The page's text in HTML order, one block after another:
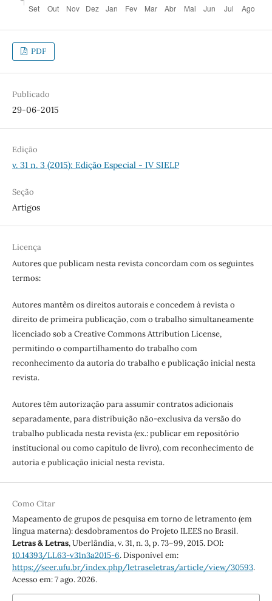
PDF
Publicado
29-06-2015
Edição
v. 31 n. 3 (2015): Edição Especial - IV SIELP
Seção
Artigos
Licença
Autores que publicam nesta revista concordam com os seguintes
termos:
Autores mantêm os direitos autorais e concedem à revista o
direito de primeira publicação, com o trabalho simultaneamente
licenciado sob a Creative Commons Attribution License,
permitindo o compartilhamento do trabalho com
reconhecimento da autoria do trabalho e publicação inicial nesta
revista.
Autores têm autorização para assumir contratos adicionais
separadamente, para distribuição não-exclusiva da versão do
trabalho publicada nesta revista (ex.: publicar em repositório
institucional ou como capítulo de livro), com reconhecimento de
autoria e publicação inicial nesta revista.
Como Citar
Mapeamento de grupos de pesquisa em torno de letramento (em
língua materna): desdobramentos do Projeto ILEES no Brasil.
Letras & Letras, Uberlândia, v. 31, n. 3, p. 73–99, 2015. DOI:
10.14393/LL63-v31n3a2015-6. Disponível em:
https://seer.ufu.br/index.php/letraseletras/article/view/30593.
Acesso em: 7 ago. 2026.